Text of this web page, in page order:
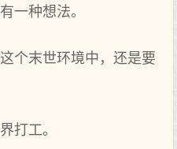
一种想法。
个末世环境中，还是要
打工。